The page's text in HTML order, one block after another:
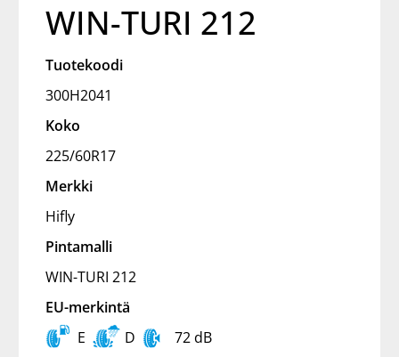
WIN-TURI 212
Tuotekoodi
300H2041
Koko
225/60R17
Merkki
Hifly
Pintamalli
WIN-TURI 212
EU-merkintä
E
D
72 dB